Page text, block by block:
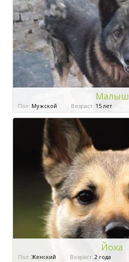
Малыш
Пол: Мужской Возраст: 15 лет
Йоха
Пол: Женский Возраст: 2 года